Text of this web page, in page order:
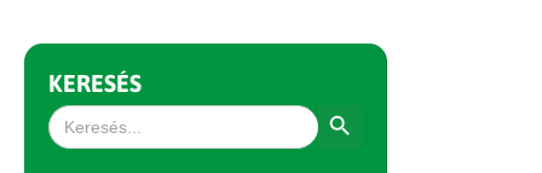
KERESÉS
Search
for: